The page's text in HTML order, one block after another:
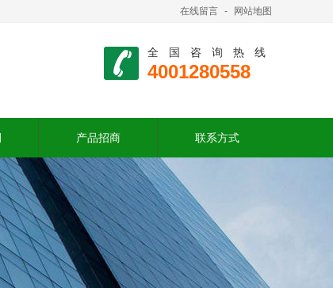
在线留言 - 网站地图
全国咨询热线
4001280558
产品招商 联系方式